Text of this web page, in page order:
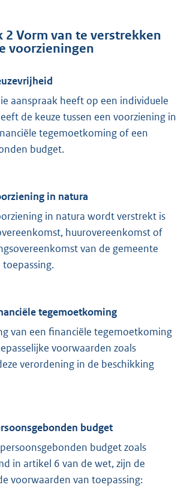
2 Vorm van te verstrekken
voorzieningen
aanspraak heeft op een individuele
de keuze tussen een voorziening in
tegemoetkoming of een
budget.
in natura
in natura wordt verstrekt is
huurovereenkomst of
van de gemeente
tegemoetkoming
van een financiële tegemoetkoming
voorwaarden zoals
verordening in de beschikking
budget
budget zoals
in artikel 6 van de wet, zijn de
voorwaarden van toepassing: